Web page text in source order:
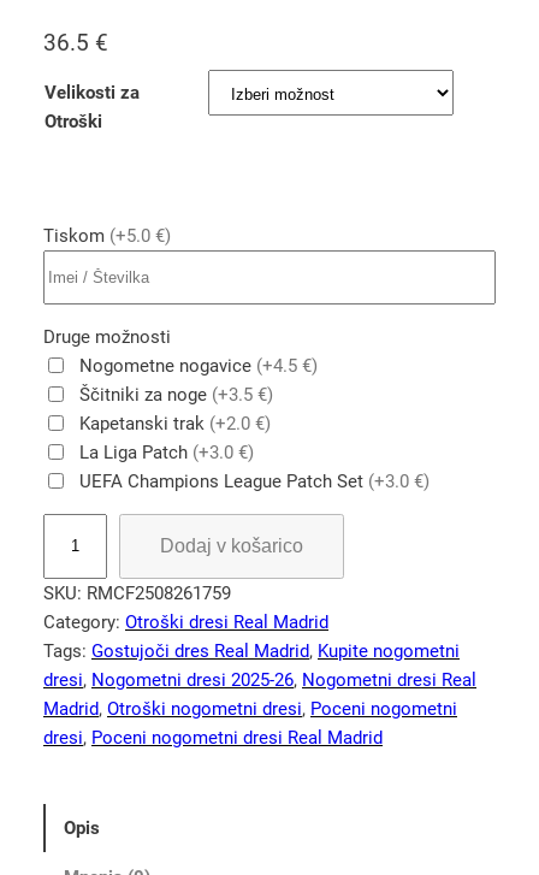
36.5 €
Velikosti za
Otroški
Tiskom (+5.0 €)
Druge možnosti
Nogometne nogavice (+4.5 €)
Ščitniki za noge (+3.5 €)
Kapetanski trak (+2.0 €)
La Liga Patch (+3.0 €)
UEFA Champions League Patch Set (+3.0 €)
d
r
y
g
o
1
Dodaj v košarico
SKU: RMCF2508261759
Category: Otroški dresi Real Madrid
Tags: Gostujoči dres Real Madrid, Kupite nogometni
dresi, Nogometni dresi 2025-26, Nogometni dresi Real
Madrid, Otroški nogometni dresi, Poceni nogometni
dresi, Poceni nogometni dresi Real Madrid
Opis